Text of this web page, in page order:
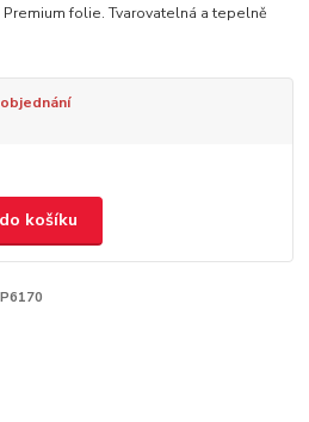
folie. Tvarovatelná a tepelně
košíku